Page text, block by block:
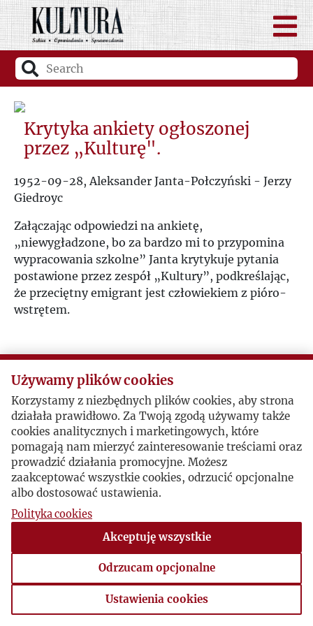
Krytyka ankiety ogłoszonej
przez „Kulturę".
1952-09-28, Aleksander Janta-Połczyński - Jerzy
Giedroyc
Załączając odpowiedzi na ankietę,
„niewygładzone, bo za bardzo mi to przypomina
wypracowania szkolne” Janta krytykuje pytania
postawione przez zespół „Kultury”, podkreślając,
że przeciętny emigrant jest człowiekiem z pióro-
wstrętem.
Używamy plików cookies
Korzystamy z niezbędnych plików cookies, aby strona
działała prawidłowo. Za Twoją zgodą używamy także
cookies analitycznych i marketingowych, które
pomagają nam mierzyć zainteresowanie treściami oraz
prowadzić działania promocyjne. Możesz
zaakceptować wszystkie cookies, odrzucić opcjonalne
albo dostosować ustawienia.
Polityka cookies
Akceptuję wszystkie
Odrzucam opcjonalne
Ustawienia cookies
Ustawienia cookies